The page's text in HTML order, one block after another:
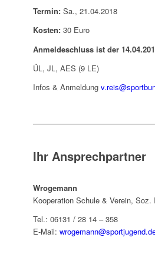
Termin:Sa., 21.04.2018
Kosten:30 Euro
Anmeldeschluss ist der
ÜL, JL, AES (9 LE)
Infos & Anmeldung
Ihr Ansprechpartner
Wrogemann
Kooperation Schule & Verein, Soz.
Tel.:06131 / 28 14 – 358
E-Mail: